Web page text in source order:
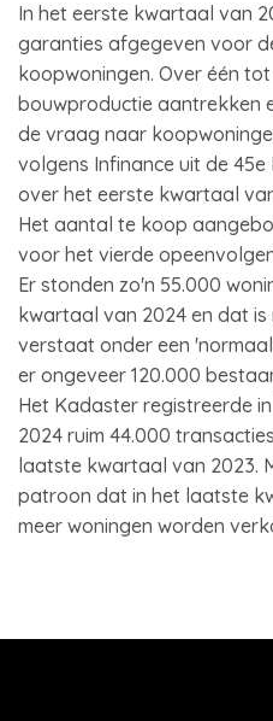
In het eerste kwartaal van
garanties afgegeven voor
koopwoningen. Over één
bouwproductie aantrekken
de vraag naar
volgens Infinance uit de
over het eerste kwartaal
Het aantal te koop
voor het vierde
Er stonden zo'n 55.000
kwartaal van 2024 en dat is
verstaat onder een
er ongeveer 120.000
Het Kadaster registreerde
2024 ruim 44.000
laatste kwartaal van 2023.
patroon dat in het laatste
meer woningen worden